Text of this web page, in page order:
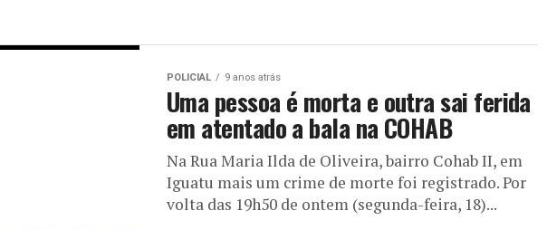
POLICIAL 9 anos atrás
Uma pessoa é morta e outra sai ferida
em atentado a bala na COHAB
Na Rua Maria Ilda de Oliveira, bairro Cohab II, em
Iguatu mais um crime de morte foi registrado. Por
volta das 19h50 de ontem (segunda-feira, 18)...